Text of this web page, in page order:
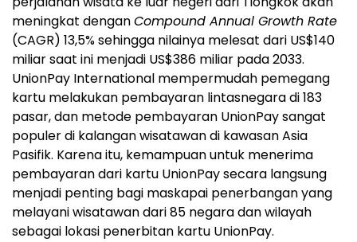
meningkat denganCompound Annual Growth Rate
(CAGR) 13,5% sehingga nilainya melesat dari US$140
miliar saat ini menjadi US$386 miliar pada 2033.
UnionPay International mempermudah pemegang
kartu melakukan pembayaran lintasnegara di 183
pasar, dan metode pembayaran UnionPay sangat
populer di kalangan wisatawan di kawasan Asia
Pasifik. Karena itu, kemampuan untuk menerima
pembayaran dari kartu UnionPay secara langsung
menjadi penting bagi maskapai penerbangan yang
melayani wisatawan dari 85 negara dan wilayah
sebagai lokasi penerbitan kartu UnionPay.